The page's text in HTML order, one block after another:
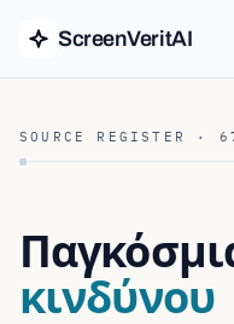
ScreenVeritAI
SOURCE REGISTER ·
κινδύνου